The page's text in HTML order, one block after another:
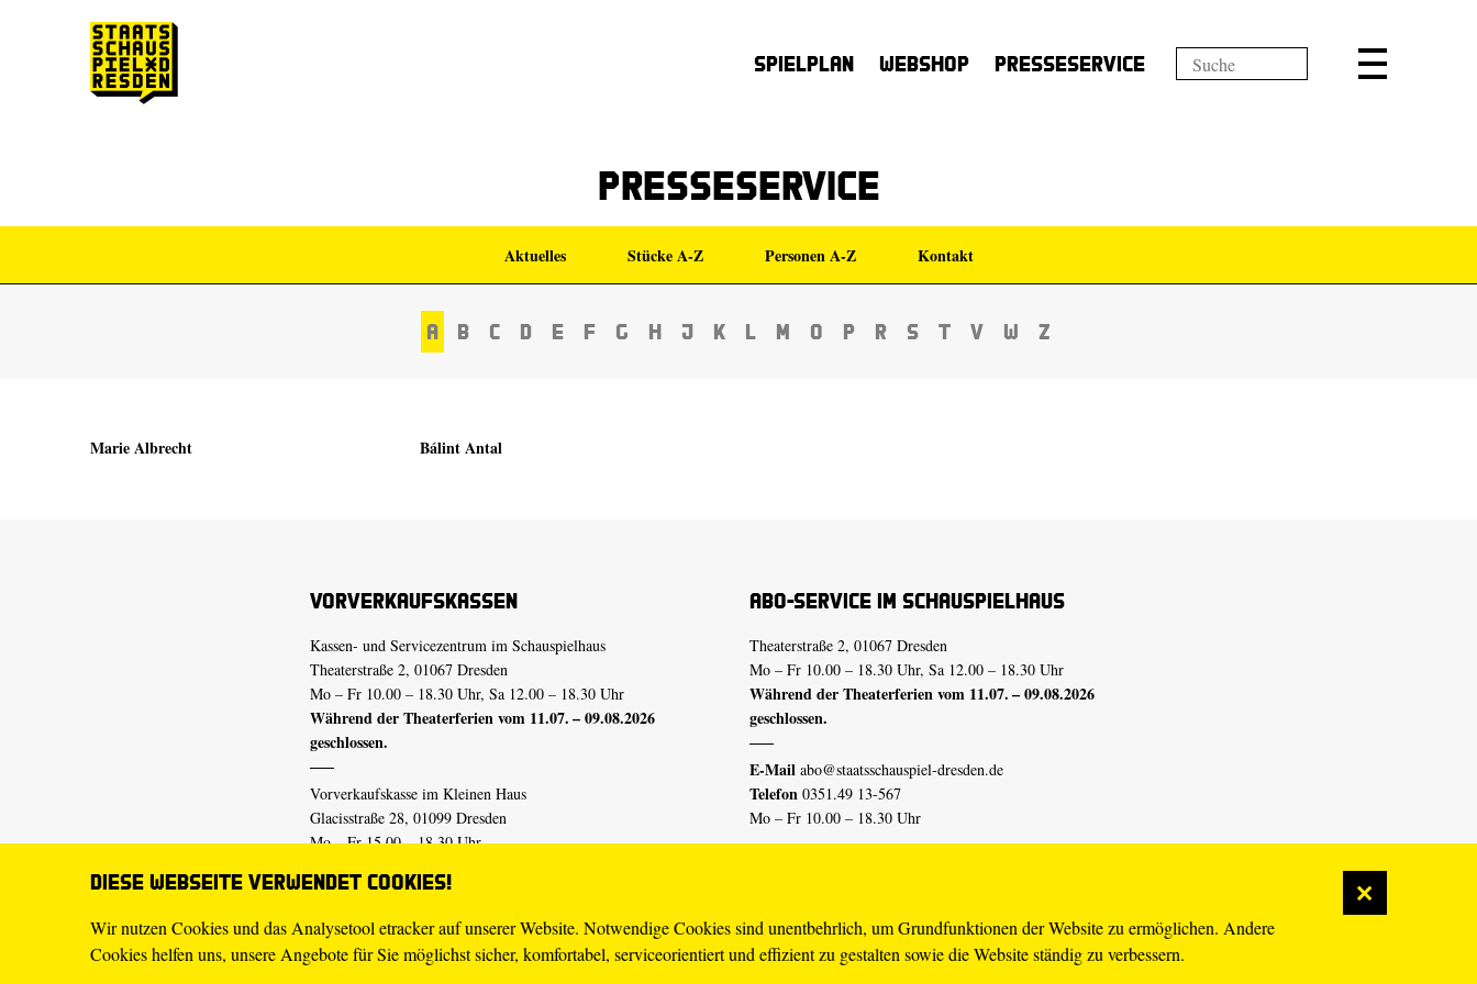
Diese Webseite verwendet Cookies!
Wir nutzen Cookies und das Analysetool etracker auf unserer Website. Notwendige Cookies sind unentbehrlich, um Grundfunktionen der Website zu ermöglichen. Andere
Cookies helfen uns, unsere Angebote für Sie möglichst sicher, komfortabel, serviceorientiert und effizient zu gestalten sowie die Website ständig zu verbessern.
Spielplan Webshop Presseservice
Presseservice
Aktuelles Stücke A-Z Personen A-Z Kontakt
A B C D E F G H J K L M O P R S T V W Z
Marie Albrecht Bálint Antal
Vorverkaufskassen
Kassen- und Servicezentrum im Schauspielhaus
Theaterstraße 2, 01067 Dresden
Mo – Fr 10.00 – 18.30 Uhr, Sa 12.00 – 18.30 Uhr
Während der Theaterferien vom 11.07. – 09.08.2026
geschlossen.
Vorverkaufskasse im Kleinen Haus
Glacisstraße 28, 01099 Dresden
Mo – Fr 15.00 – 18.30 Uhr
geschlossen.
E-Mail tickets@staatsschauspiel-dresden.de
Abo-Service im Schauspielhaus
Theaterstraße 2, 01067 Dresden
Mo – Fr 10.00 – 18.30 Uhr, Sa 12.00 – 18.30 Uhr
Während der Theaterferien vom 11.07. – 09.08.2026
geschlossen.
E-Mail abo@staatsschauspiel-dresden.de
Telefon 0351.49 13-567
Mo – Fr 10.00 – 18.30 Uhr
Erklärung Barrierefreiheit